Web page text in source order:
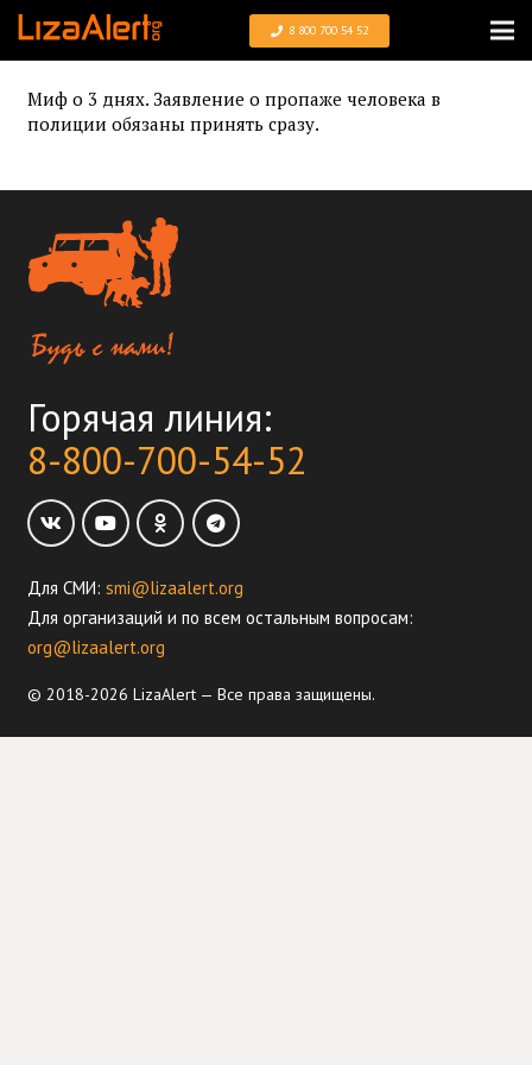
8 800 700 54 52
Миф о 3 днях. Заявление о пропаже человека в
полиции обязаны принять сразу.
Горячая линия:
8-800-700-54-52
Для СМИ: smi@lizaalert.org
Для организаций и по всем остальным вопросам:
org@lizaalert.org
© 2018-2026 LizaAlert — Все права защищены.